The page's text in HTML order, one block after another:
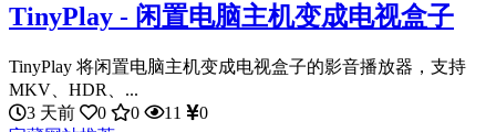
TinyPlay - 闲置电脑主机变成电视盒子
TinyPlay 将闲置电脑主机变成电视盒子的影音播放器，支持
MKV、HDR、...
3 天前
0 0 11
0